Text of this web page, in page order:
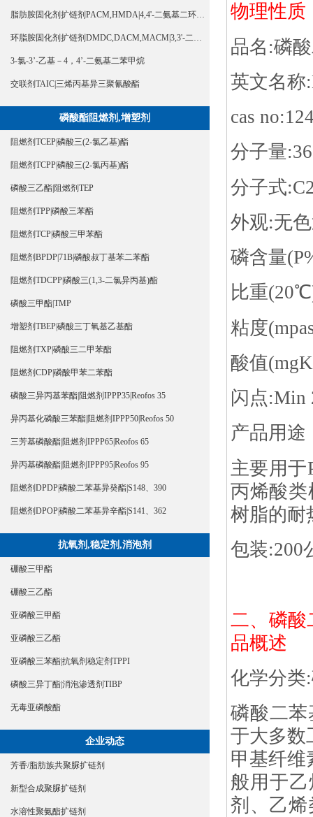
物理性质
品名:磷
英文名称
cas
分子量
分子式
外观:无
磷含量
比重
粘度
酸值
闪点:Min
产品用途
主要用于
丙烯酸
树脂的耐
包装:200
二、磷酸
品概述
化学分类
磷酸二苯
于大多数
甲基纤维
般用于
剂、乙
脂肪胺固化剂扩链剂PACM,HMDA|4,4'-二氨基二环己基甲烷
环脂胺固化剂扩链剂DMDC,DACM,MACM|3,3'-二甲基-4,4'-二氨基二环己基甲烷
3-氯-3’-乙基－4，4’-二氨基二苯甲烷
交联剂TAIC|三烯丙基异三聚氰酸酯
磷酸酯阻燃剂,增塑剂
阻燃剂TCEP|磷酸三(2-氯乙基)酯
阻燃剂TCPP|磷酸三(2-氯丙基)酯
磷酸三乙酯|阻燃剂TEP
阻燃剂TPP|磷酸三苯酯
阻燃剂TCP|磷酸三甲苯酯
阻燃剂BPDP|71B|磷酸叔丁基苯二苯酯
阻燃剂TDCPP|磷酸三(1,3-二氯异丙基)酯
磷酸三甲酯|TMP
增塑剂TBEP|磷酸三丁氧基乙基酯
阻燃剂TXP|磷酸三二甲苯酯
阻燃剂CDP|磷酸甲苯二苯酯
磷酸三异丙基苯酯|阻燃剂IPPP35|Reofos 35
异丙基化磷酸三苯酯|阻燃剂IPPP50|Reofos 50
三芳基磷酸酯|阻燃剂IPPP65|Reofos 65
异丙基磷酸酯|阻燃剂IPPP95|Reofos 95
阻燃剂DPDP|磷酸二苯基异癸酯|S148、390
阻燃剂DPOP|磷酸二苯基异辛酯|S141、362
抗氧剂,稳定剂,消泡剂
硼酸三甲酯
硼酸三乙酯
亚磷酸三甲酯
亚磷酸三乙酯
亚磷酸三苯酯|抗氧剂稳定剂TPPI
磷酸三异丁酯|消泡渗透剂TIBP
无毒亚磷酸酯
企业动态
芳香/脂肪族共聚脲扩链剂
新型合成聚脲扩链剂
水溶性聚氨酯扩链剂